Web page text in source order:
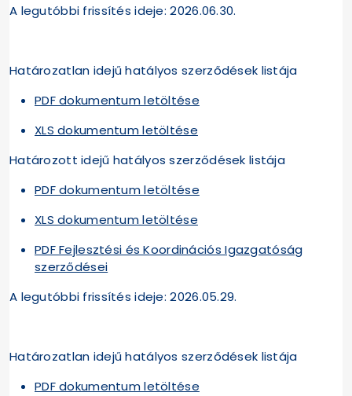
A legutóbbi frissítés ideje: 2026.06.30.
Határozatlan idejű hatályos szerződések listája
PDF dokumentum letöltése
XLS dokumentum letöltése
Határozott idejű hatályos szerződések listája
PDF dokumentum letöltése
XLS dokumentum letöltése
PDF Fejlesztési és Koordinációs Igazgatóság
szerződései
A legutóbbi frissítés ideje: 2026.05.29.
Határozatlan idejű hatályos szerződések listája
PDF dokumentum letöltése